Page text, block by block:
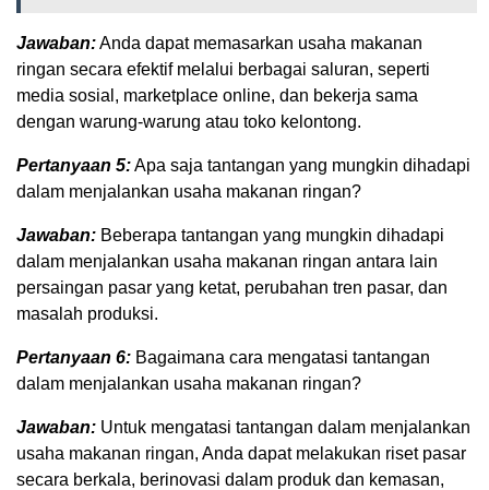
Jawaban:Anda dapat memasarkan usaha makanan
ringan secara efektif melalui berbagai saluran, seperti
media sosial, marketplace online, dan bekerja sama
dengan warung-warung atau toko kelontong.
Pertanyaan 5:Apa saja tantangan yang mungkin dihadapi
dalam menjalankan usaha makanan ringan?
Jawaban: Beberapa tantangan yang mungkin dihadapi
dalam menjalankan usaha makanan ringan antara lain
persaingan pasar yang ketat, perubahan tren pasar, dan
masalah produksi.
Pertanyaan 6: Bagaimana cara mengatasi tantangan
dalam menjalankan usaha makanan ringan?
Jawaban: Untuk mengatasi tantangan dalam menjalankan
usaha makanan ringan, Anda dapat melakukan riset pasar
secara berkala, berinovasi dalam produk dan kemasan,